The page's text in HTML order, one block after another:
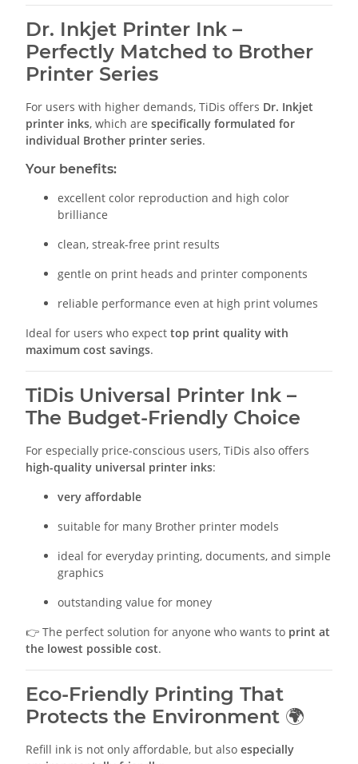
Dr. Inkjet Printer Ink –
Perfectly Matched to Brother
Printer Series
For users with higher demands, TiDis offers Dr. Inkjet
printer inks, which are specifically formulated for
individual Brother printer series.
Your benefits:
excellent color reproduction and high color
brilliance
clean, streak-free print results
gentle on print heads and printer components
reliable performance even at high print volumes
Ideal for users who expect top print quality with
maximum cost savings.
TiDis Universal Printer Ink –
The Budget-Friendly Choice
For especially price-conscious users, TiDis also offers
high-quality universal printer inks:
very affordable
suitable for many Brother printer models
ideal for everyday printing, documents, and simple
graphics
outstanding value for money
👉 The perfect solution for anyone who wants to print at
the lowest possible cost.
Eco-Friendly Printing That
Protects the Environment 🌍
Refill ink is not only affordable, but also especially